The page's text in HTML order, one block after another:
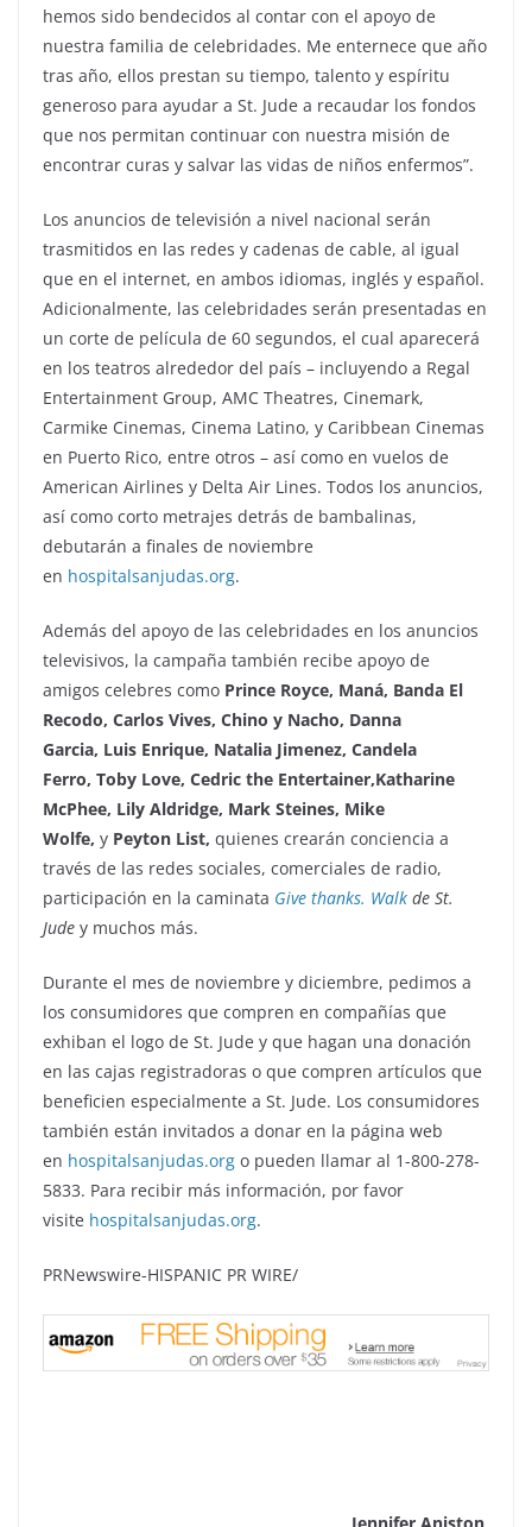
hemos sido bendecidos al contar con el apoyo de
nuestra familia de celebridades. Me enternece que año
tras año, ellos prestan su tiempo, talento y espíritu
generoso para ayudar a St. Jude a recaudar los fondos
que nos permitan continuar con nuestra misión de
encontrar curas y salvar las vidas de niños enfermos”.
Los anuncios de televisión a nivel nacional serán
trasmitidos en las redes y cadenas de cable, al igual
que en el internet, en ambos idiomas, inglés y español.
Adicionalmente, las celebridades serán presentadas en
un corte de película de 60 segundos, el cual aparecerá
en los teatros alrededor del país – incluyendo a Regal
Entertainment Group, AMC Theatres, Cinemark,
Carmike Cinemas, Cinema Latino, y Caribbean Cinemas
en Puerto Rico, entre otros – así como en vuelos de
American Airlines y Delta Air Lines. Todos los anuncios,
así como corto metrajes detrás de bambalinas,
debutarán a finales de noviembre
en hospitalsanjudas.org.
Además del apoyo de las celebridades en los anuncios
televisivos, la campaña también recibe apoyo de
amigos celebres como Prince Royce, Maná, Banda El
Recodo, Carlos Vives, Chino y Nacho, Danna
Garcia, Luis Enrique, Natalia Jimenez, Candela
Ferro, Toby Love, Cedric the Entertainer,Katharine
McPhee, Lily Aldridge, Mark Steines, Mike
Wolfe, y Peyton List, quienes crearán conciencia a
través de las redes sociales, comerciales de radio,
participación en la caminata Give thanks. Walk de St.
Jude y muchos más.
Durante el mes de noviembre y diciembre, pedimos a
los consumidores que compren en compañías que
exhiban el logo de St. Jude y que hagan una donación
en las cajas registradoras o que compren artículos que
beneficien especialmente a St. Jude. Los consumidores
también están invitados a donar en la página web
en hospitalsanjudas.org o pueden llamar al 1-800-278-
5833. Para recibir más información, por favor
visite hospitalsanjudas.org.
PRNewswire-HISPANIC PR WIRE/